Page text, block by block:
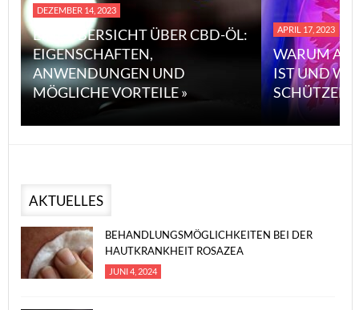
DEZEMBER 14, 2023
EINE ÜBERSICHT ÜBER CBD-ÖL:
EIGENSCHAFTEN,
ANWENDUNGEN UND
MÖGLICHE VORTEILE »
APRIL 17, 2023
WARUM
IST UND
SCHÜTZEN
AKTUELLES
BEHANDLUNGSMÖGLICHKEITEN BEI DER
HAUTKRANKHEIT ROSAZEA
JUNI 4, 2024